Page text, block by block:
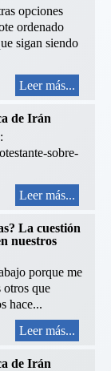
opciones
ordenado
sigan siendo
Leer más...
de Irán
sobre-
Leer más...
La cuestión
nuestros
porque me
otros que
hace...
Leer más...
de Irán